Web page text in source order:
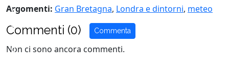
Argomenti: Gran Bretagna, Londra e dintorni, meteo
Commenti (0) Commenta
Non ci sono ancora commenti.
e
n
A
e
r
o